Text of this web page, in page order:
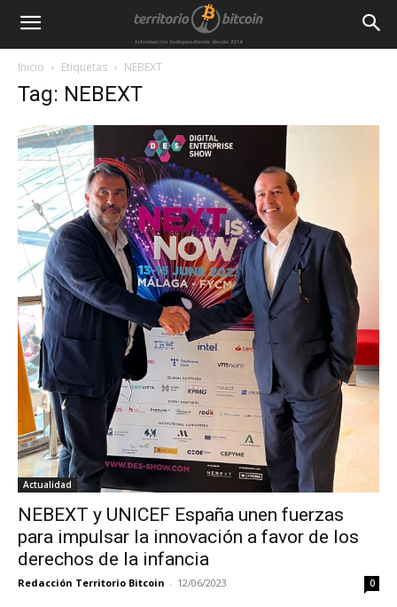
Inicio Etiquetas NEBEXT
Tag: NEBEXT
Actualidad
NEBEXT y UNICEF España unen fuerzas
para impulsar la innovación a favor de los
derechos de la infancia
Redacción Territorio Bitcoin - 12/06/2023 0